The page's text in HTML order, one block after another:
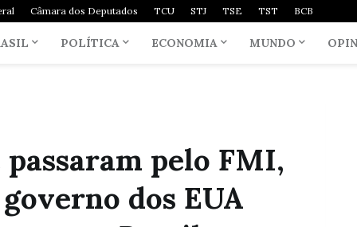
Câmara dos Deputados TCU STJ TSE TST BCB
POLÍTICA ECONOMIA MUNDO
pelo FMI,
dos EUA